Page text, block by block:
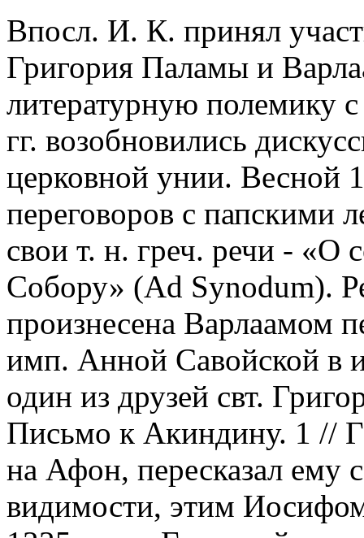
Впосл. И. К. принял
Григория Паламы и
литературную полемику
гг. возобновились
церковной унии. Весной
переговоров с папскими
свои т. н. греч. речи - «О
Собору» (Ad Synodum).
произнесена Варлаамом
имп. Анной Савойской в
один из друзей свт.
Письмо к Акиндину. 1 //
на Афон, пересказал ему
видимости, этим